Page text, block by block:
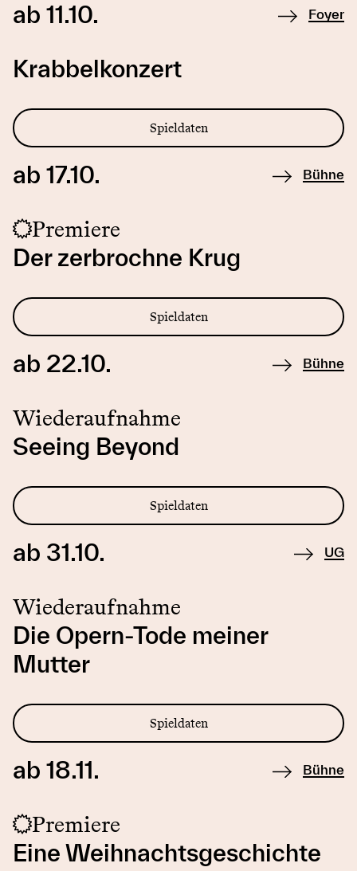
ab 11.10. Foyer
Krabbelkonzert
Spieldaten
ab 17.10. Bühne
Premiere
Der zerbrochne Krug
Spieldaten
ab 22.10. Bühne
Wiederaufnahme
Seeing Beyond
Spieldaten
ab 31.10. UG
Wiederaufnahme
Die Opern-Tode meiner
Mutter
Spieldaten
ab 18.11. Bühne
Premiere
Eine Weihnachtsgeschichte